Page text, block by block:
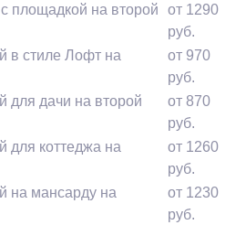
площадкой на второй
от 1290
руб.
в стиле Лофт на
от 970
руб.
для дачи на второй
от 870
руб.
для коттеджа на
от 1260
руб.
на мансарду на
от 1230
руб.